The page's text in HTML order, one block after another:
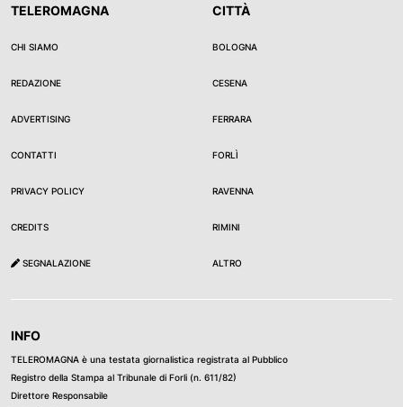
TELEROMAGNA
CHI SIAMO
REDAZIONE
ADVERTISING
CONTATTI
PRIVACY POLICY
CREDITS
SEGNALAZIONE
CITTÀ
BOLOGNA
CESENA
FERRARA
FORLÌ
RAVENNA
RIMINI
ALTRO
INFO
TELEROMAGNA è una testata giornalistica registrata al Pubblico
Registro della Stampa al Tribunale di Forli (n. 611/82)
Direttore Responsabile